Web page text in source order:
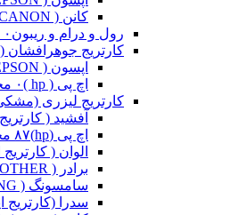
کانن ( CANON )
رول و درام و ریبون ۰ محصولات
کارتریج
اپسون ( EPSON )
اچ پی ( hp )
۰ محصولات
کارتریج لیزری
آفشید (
اچ پی (hp)
۸۷ محصول
الوان ( کارتریج
برادر ( BROTHER )
سامسونگ ( SAMSUNG )
سدرا (کارتریج